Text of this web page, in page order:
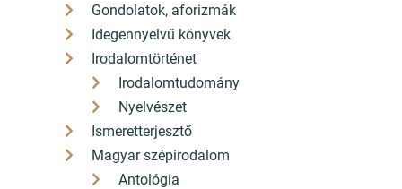
Gondolatok, aforizmák
Idegennyelvű könyvek
Irodalomtörténet
Irodalomtudomány
Nyelvészet
Ismeretterjesztő
Magyar szépirodalom
Antológia